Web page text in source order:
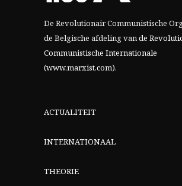
De Revolutionair Communistische
de Belgische afdeling vande
Communistische Internationale
(www.marxist.com).
ACTUALITEIT
INTERNATIONAAL
THEORIE